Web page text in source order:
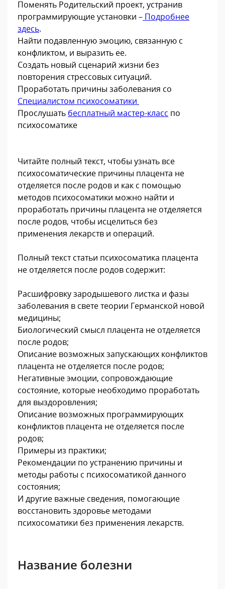
Поменять Родительский проект, устранив
программирующие установки – Подробнее
здесь.
Найти подавленную эмоцию, связанную с
конфликтом, и выразить ее.
Создать новый сценарий жизни без
повторения стрессовых ситуаций.
Проработать причины заболевания со
Специалистом психосоматики
Прослушать бесплатный мастер-класс по
психосоматике
Читайте полный текст, чтобы узнать все
психосоматические причины плацента не
отделяется после родов и как с помощью
методов психосоматики можно найти и
проработать причины плацента не отделяется
после родов, чтобы исцелиться без
применения лекарств и операций.
Полный текст статьи психосоматика плацента
не отделяется после родов содержит:
Расшифровку зародышевого листка и фазы
заболевания в свете теории Германской новой
медицины;
Биологический смысл плацента не отделяется
после родов;
Описание возможных запускающих конфликтов
плацента не отделяется после родов;
Негативные эмоции, сопровождающие
состояние, которые необходимо проработать
для выздоровления;
Описание возможных программирующих
конфликтов плацента не отделяется после
родов;
Примеры из практики;
Рекомендации по устранению причины и
методы работы с психосоматикой данного
состояния;
И другие важные сведения, помогающие
восстановить здоровье методами
психосоматики без применения лекарств.
Название болезни